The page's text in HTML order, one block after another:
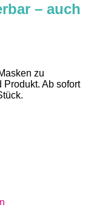
– auch
zu
Produkt. Ab sofort